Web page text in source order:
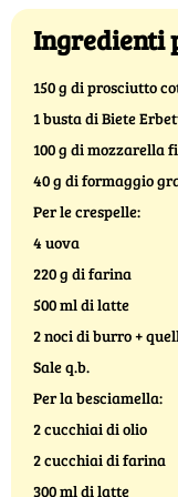
Ingredienti
150 g di prosciutto
1 busta di Biete
100 g di mozzarella
40 g di formaggio
Per le crespelle:
4 uova
220 g di farina
500 ml di latte
2 noci di burro +
Sale q.b.
Per la besciamella:
2 cucchiai di olio
2 cucchiai di farina
300 ml di latte